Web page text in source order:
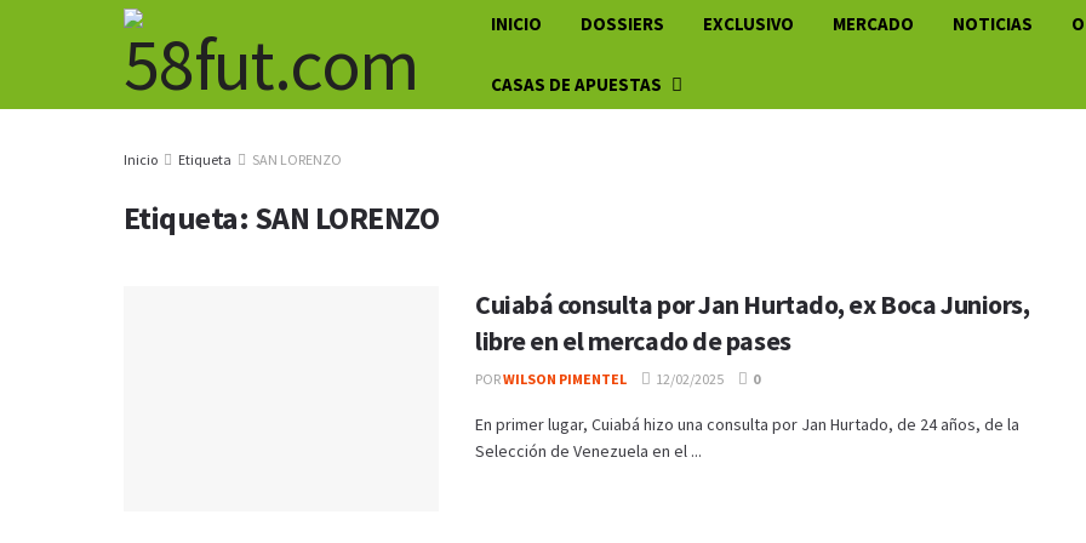
INICIO DOSSIERS EXCLUSIVO MERCADO NOTICIAS
CASAS DE APUESTAS
Inicio Etiqueta SAN LORENZO
Etiqueta: SAN LORENZO
Cuiabá consulta por Jan Hurtado, ex Boca Juniors,
libre en el mercado de pases
PORWILSON PIMENTEL 12/02/2025 0
En primer lugar, Cuiabá hizo una consulta por Jan Hurtado, de 24 años, de la
Selección de Venezuela en el ...